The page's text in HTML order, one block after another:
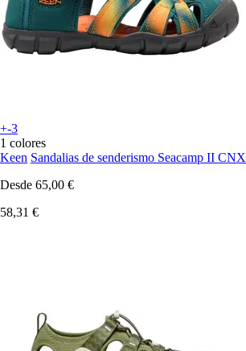
+-3
1 colores
Keen Sandalias de senderismo Seacamp II CNX
Desde 65,00 €
58,31 €